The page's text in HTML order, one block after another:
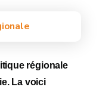
régionale
La voici